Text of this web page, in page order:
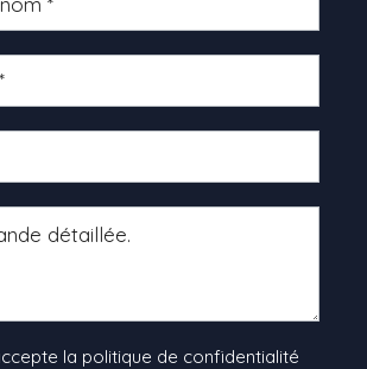
la politique de confidentialité